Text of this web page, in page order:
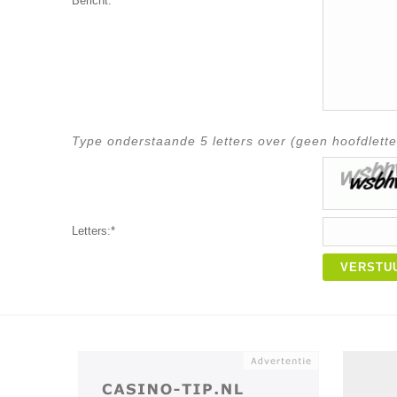
Type onderstaande 5 letters over (geen
Letters:*